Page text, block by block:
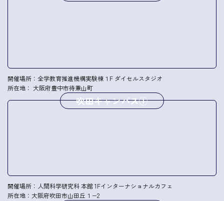
開催場所：全学教育推進機構実験棟１F ダイセルスタジオ
所在地： 大阪府豊中市待兼山町
吹田キャンパス①
開催場所：人間科学研究科 本館 1Fインターナショナルカフェ
所在地：大阪府吹田市山田丘１−2